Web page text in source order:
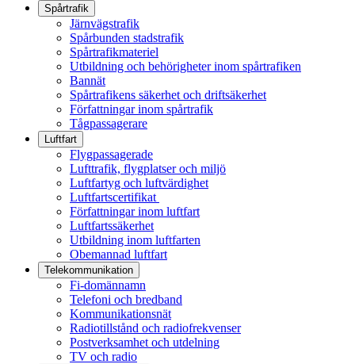
Spårtrafik
Järnvägstrafik
Spårbunden stadstrafik
Spårtrafikmateriel
Utbildning och behörigheter inom spårtrafiken
Bannät
Spårtrafikens säkerhet och driftsäkerhet
Författningar inom spårtrafik
Tågpassagerare
Luftfart
Flygpassagerade
Lufttrafik, flygplatser och miljö
Luftfartyg och luftvärdighet
Luftfartscertifikat
Författningar inom luftfart
Luftfartssäkerhet
Utbildning inom luftfarten
Obemannad luftfart
Telekommunikation
Fi-domännamn
Telefoni och bredband
Kommunikationsnät
Radiotillstånd och radiofrekvenser
Postverksamhet och utdelning
TV och radio